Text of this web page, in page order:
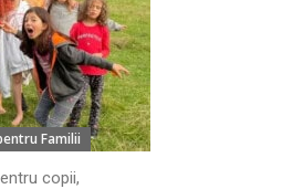
Familii
copii,